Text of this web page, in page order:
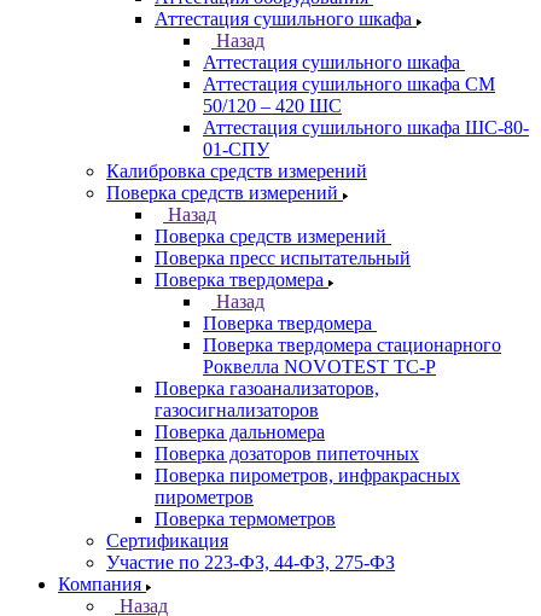
Аттестация сушильного шкафа
Назад
Аттестация сушильного шкафа
Аттестация сушильного шкафа СМ
50/120 – 420 ШС
Аттестация сушильного шкафа ШС-80-
01-СПУ
Калибровка средств измерений
Поверка средств измерений
Назад
Поверка средств измерений
Поверка пресс испытательный
Поверка твердомера
Назад
Поверка твердомера
Поверка твердомера стационарного
Роквелла NOVOTEST TС-Р
Поверка газоанализаторов,
газосигнализаторов
Поверка дальномера
Поверка дозаторов пипеточных
Поверка пирометров, инфракрасных
пирометров
Поверка термометров
Сертификация
Участие по 223-ФЗ, 44-ФЗ, 275-ФЗ
Компания
Назад